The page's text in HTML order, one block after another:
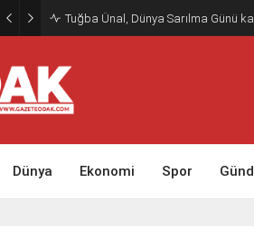
Tuğba Ünal, Dünya Sarılma Günü
Dünya Ekonomi Spor